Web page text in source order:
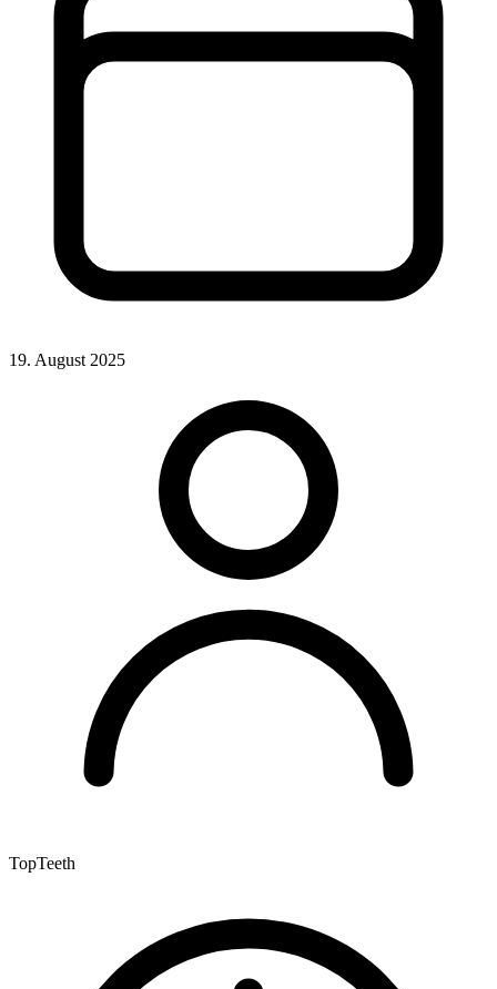
19. August 2025
TopTeeth